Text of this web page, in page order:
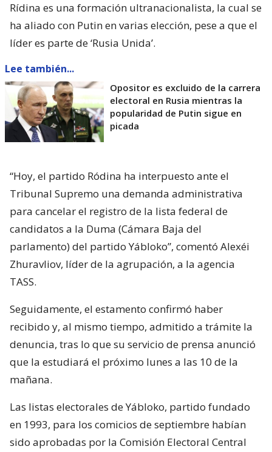
Rídina es una formación ultranacionalista, la cual se
ha aliado con Putin en varias elección, pese a que el
líder es parte de ‘Rusia Unida’.
Lee también...
Opositor es excluido de la carrera
electoral en Rusia mientras la
popularidad de Putin sigue en
picada
“Hoy, el partido Ródina ha interpuesto ante el
Tribunal Supremo una demanda administrativa
para cancelar el registro de la lista federal de
candidatos a la Duma (Cámara Baja del
parlamento) del partido Yábloko”, comentó Alexéi
Zhuravliov, líder de la agrupación, a la agencia
TASS.
Seguidamente, el estamento confirmó haber
recibido y, al mismo tiempo, admitido a trámite la
denuncia, tras lo que su servicio de prensa anunció
que la estudiará el próximo lunes a las 10 de la
mañana.
Las listas electorales de Yábloko, partido fundado
en 1993, para los comicios de septiembre habían
sido aprobadas por la Comisión Electoral Central